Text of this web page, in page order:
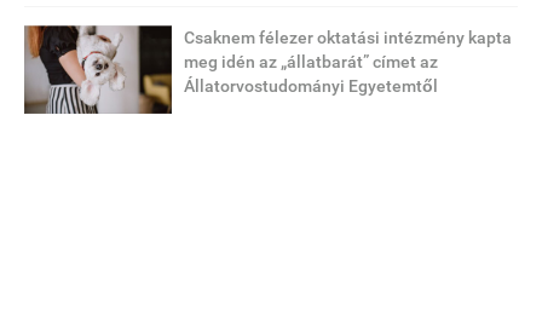
Csaknem félezer oktatási intézmény kapta
meg idén az „állatbarát” címet az
Állatorvostudományi Egyetemtől